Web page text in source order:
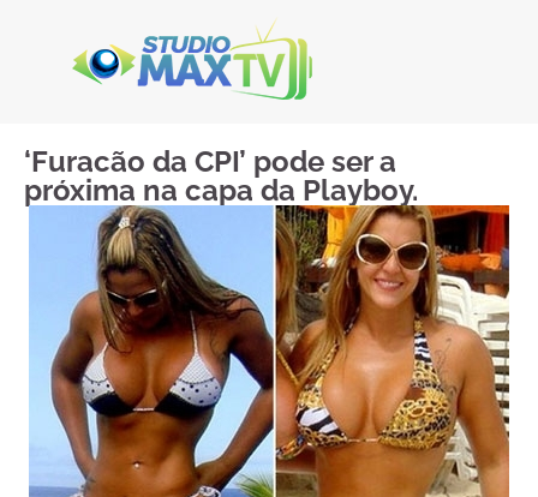
‘Furacão da CPI’ pode ser a
próxima na capa da Playboy.